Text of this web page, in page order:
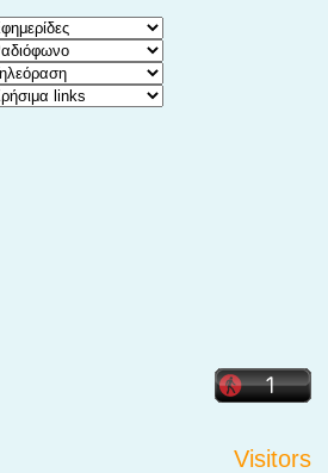
Visitors